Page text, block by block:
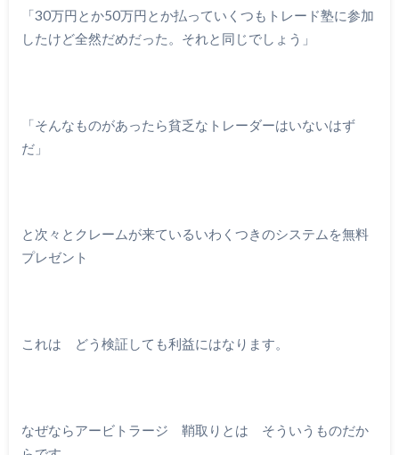
「30万円とか50万円とか払っていくつもトレード塾に参加
したけど全然だめだった。それと同じでしょう」
「そんなものがあったら貧乏なトレーダーはいないはず
だ」
と次々とクレームが来ているいわくつきのシステムを無料
プレゼント
これは どう検証しても利益にはなります。
なぜならアービトラージ 鞘取りとは そういうものだか